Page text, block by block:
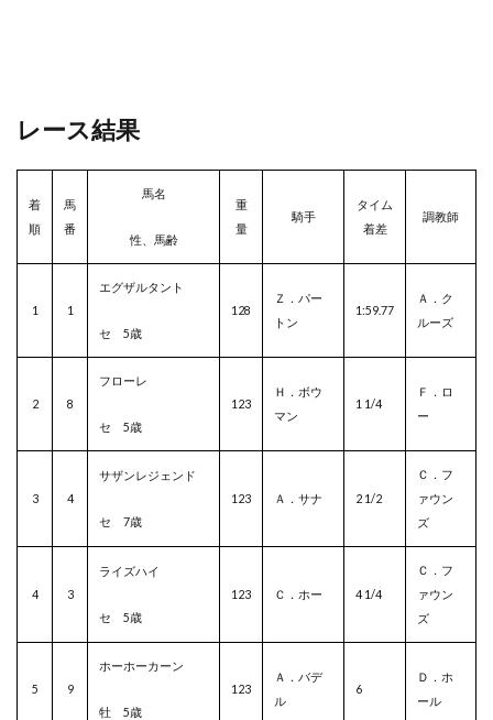
レース結果
着
順
馬
番
馬名
性、馬齢
重
量
騎手
タイム
着差
調教師
1 1
エグザルタント
セ 5歳
128
Ｚ．パー
トン
1:59.77
Ａ．ク
ルーズ
2 8
フローレ
セ 5歳
123
Ｈ．ボウ
マン
1 1/4
Ｆ．ロ
ー
3 4
サザンレジェンド
セ 7歳
123 Ａ．サナ 2 1/2
Ｃ．フ
ァウン
ズ
4 3
ライズハイ
セ 5歳
123 Ｃ．ホー 4 1/4
Ｃ．フ
ァウン
ズ
5 9
ホーホーカーン
牡 5歳
123
Ａ．バデ
ル
6
Ｄ．ホ
ール